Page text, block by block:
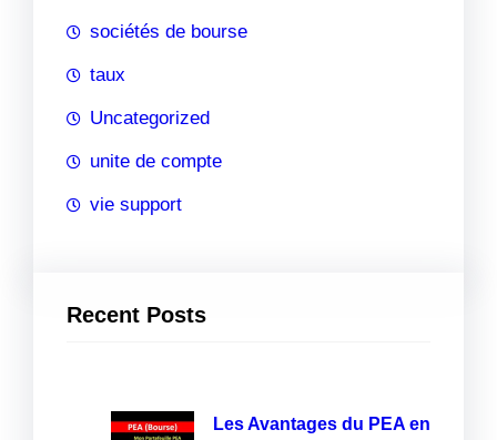
sociétés de bourse
taux
Uncategorized
unite de compte
vie support
Recent Posts
Les Avantages du PEA en